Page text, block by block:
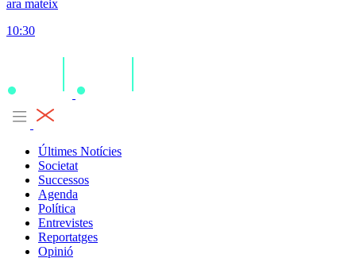
ara mateix
10:30
Últimes Notícies
Societat
Successos
Agenda
Política
Entrevistes
Reportatges
Opinió